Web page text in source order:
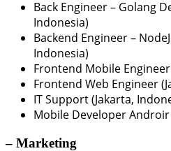
Back Engineer – Golang
Indonesia)
Backend Engineer –
Indonesia)
Frontend Mobile
Frontend Web Engineer
IT Support (Jakarta,
Mobile Developer Androir
– Marketing